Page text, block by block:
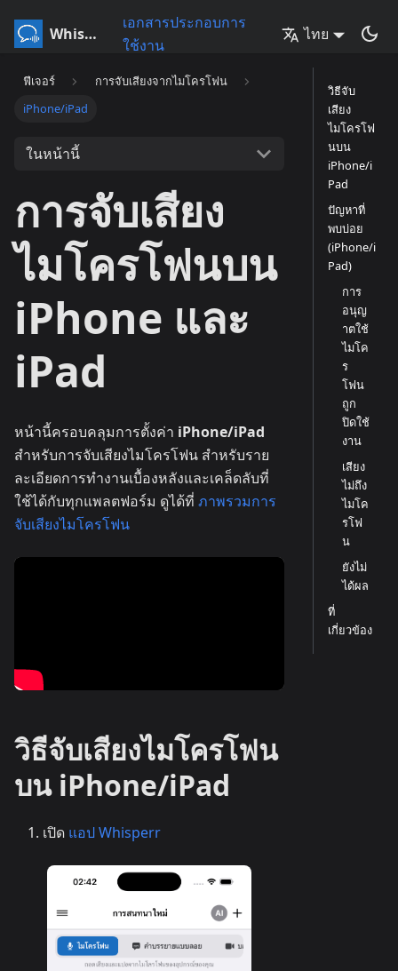
Whisperr
เอกสารประกอบการ
ใช้งาน
ไทย
ฟีเจอร์
การจับเสียงจากไมโครโฟน
iPhone/iPad
ในหน้านี้
การจับเสียง
ไมโครโฟนบน
iPhone และ
iPad
หน้านี้ครอบคลุมการตั้งค่า iPhone/iPad
สำหรับการจับเสียงไมโครโฟน สำหรับราย
ละเอียดการทำงานเบื้องหลังและเคล็ดลับที่
ใช้ได้กับทุกแพลตฟอร์ม ดูได้ที่ ภาพรวมการ
จับเสียงไมโครโฟน
วิธีจับเสียงไมโครโฟน
บน iPhone/iPad
เปิด แอป Whisperr
วิธีจับ
เสียง
ไมโครโฟ
นบน
iPhone/i
Pad
ปัญหาที่
พบบ่อย
(iPhone/i
Pad)
การ
อนุญ
าตใช้
ไมโค
ร
โฟน
ถูก
ปิดใช้
งาน
เสียง
ไม่ถึง
ไมโค
รโฟ
น
ยังไม่
ได้ผล
ที่
เกี่ยวข้อง